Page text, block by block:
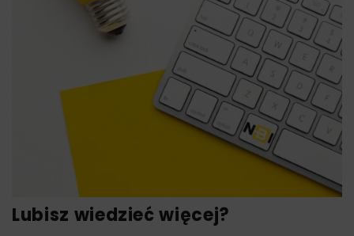
Lubisz wiedzieć więcej?